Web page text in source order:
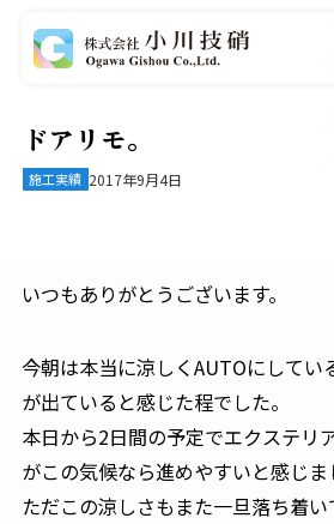
ドアリモ。
施工実績 2017年9月4日
いつもありがとうございます。
今朝は本当に涼しくAUTOにしてい
が出ていると感じた程でした。
本日から2日間の予定でエクステリ
がこの気候なら進めやすいと感じま
ただこの涼しさもまた一旦落ち着